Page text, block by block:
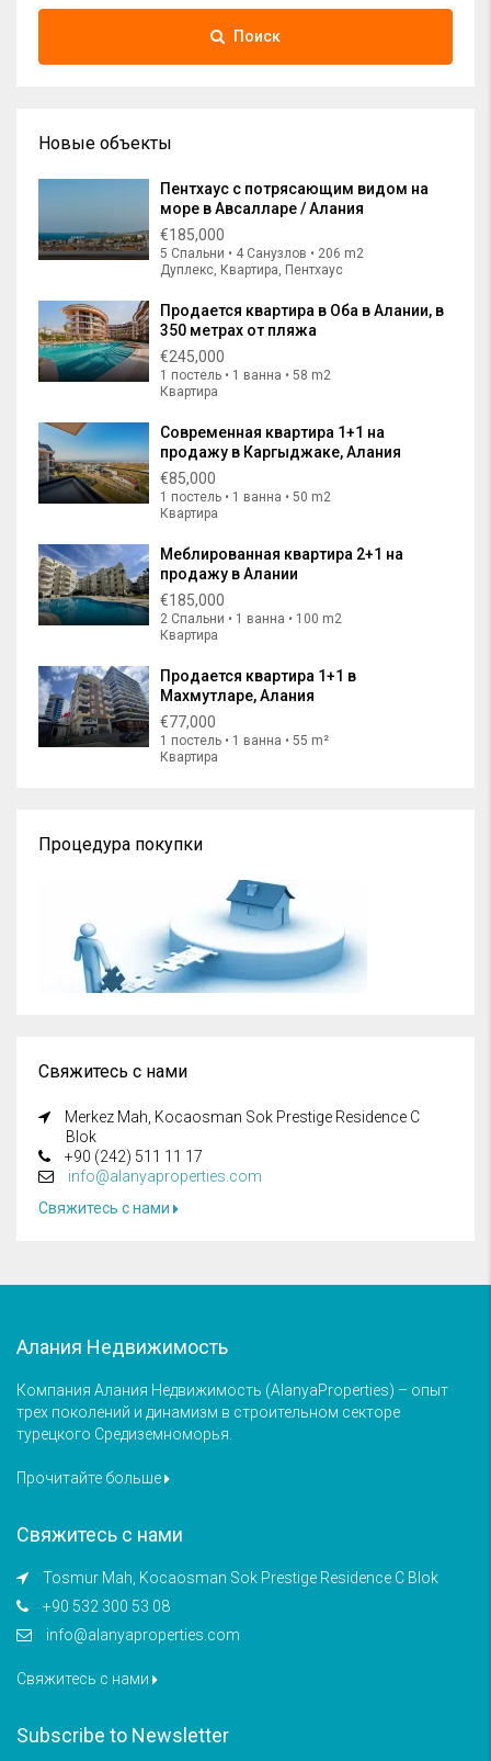
Поиск
Новые объекты
Пентхаус с потрясающим видом на
море в Авсалларе / Алания
€185,000
5 Спальни • 4 Санузлов • 206 m2
Дуплекс, Квартира, Пентхаус
Продается квартира в Оба в Алании, в
350 метрах от пляжа
€245,000
1 постель • 1 ванна • 58 m2
Квартира
Современная квартира 1+1 на
продажу в Каргыджаке, Алания
€85,000
1 постель • 1 ванна • 50 m2
Квартира
Меблированная квартира 2+1 на
продажу в Алании
€185,000
2 Спальни • 1 ванна • 100 m2
Квартира
Продается квартира 1+1 в
Махмутларе, Алания
€77,000
1 постель • 1 ванна • 55 m²
Квартира
Процедура покупки
Свяжитесь с нами
Merkez Mah, Kocaosman Sok Prestige Residence C
Blok
+90 (242) 511 11 17
info@alanyaproperties.com
Свяжитесь с нами
Алания Недвижимость
Компания Алания Недвижимость (AlanyaProperties) – опыт
трех поколений и динамизм в строительном секторе
турецкого Средиземноморья.
Прочитайте больше
Свяжитесь с нами
Tosmur Mah, Kocaosman Sok Prestige Residence C Blok
+90 532 300 53 08
info@alanyaproperties.com
Свяжитесь с нами
Subscribe to Newsletter